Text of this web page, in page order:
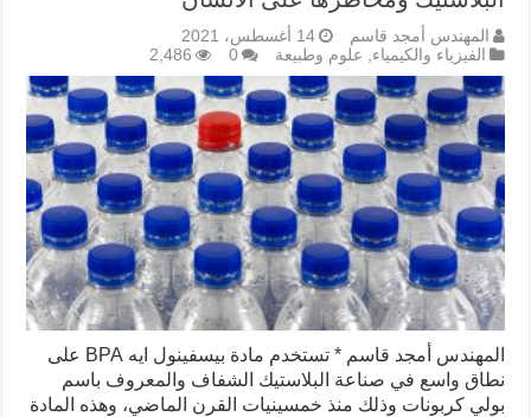
المهندس أمجد قاسم
14 أغسطس، 2021
الفيزياء والكيمياء
علوم وطبيعة 0
2,486
المهندس أمجد قاسم * تستخدم مادة بيسفينول ايه BPA على
نطاق واسع في صناعة البلاستيك الشفاف والمعروف باسم
بولي كربونات وذلك منذ خمسينيات القرن الماضي، وهذه المادة